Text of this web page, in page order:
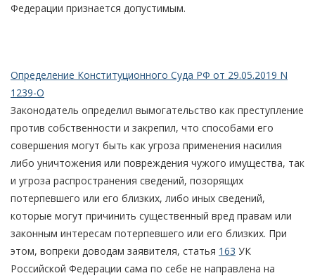
Федерации признается допустимым.
Определение Конституционного Суда РФ от 29.05.2019 N
1239-О
Законодатель определил вымогательство как преступление
против собственности и закрепил, что способами его
совершения могут быть как угроза применения насилия
либо уничтожения или повреждения чужого имущества, так
и угроза распространения сведений, позорящих
потерпевшего или его близких, либо иных сведений,
которые могут причинить существенный вред правам или
законным интересам потерпевшего или его близких. При
этом, вопреки доводам заявителя, статья 163 УК
Российской Федерации сама по себе не направлена на